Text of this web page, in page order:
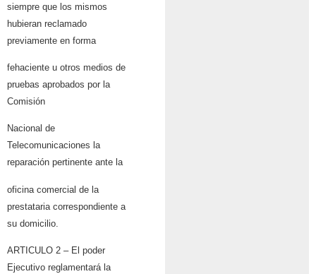
siempre que los mismos
hubieran reclamado
previamente en forma
fehaciente u otros medios de
pruebas aprobados por la
Comisión
Nacional de
Telecomunicaciones la
reparación pertinente ante la
oficina comercial de la
prestataria correspondiente a
su domicilio.
ARTICULO 2 – El poder
Ejecutivo reglamentará la